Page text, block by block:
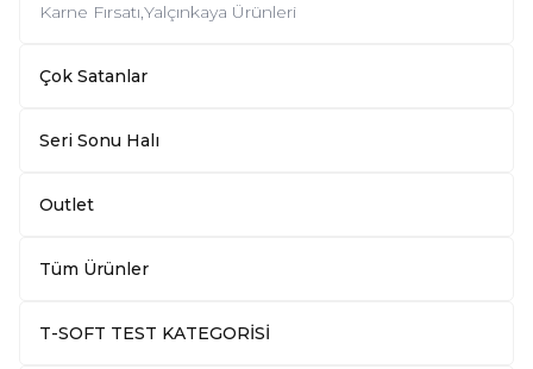
Karne Fırsatı,Yalçınkaya Ürünleri
Çok Satanlar
Seri Sonu Halı
Outlet
Tüm Ürünler
T-SOFT TEST KATEGORİSİ